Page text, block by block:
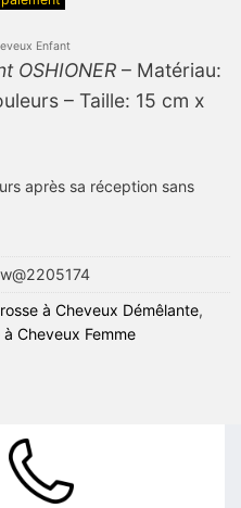
Enfant
OSHIONER – Matériau:
– Taille: 15 cm x
après sa réception sans
à Cheveux Démêlante,
à Cheveux Femme